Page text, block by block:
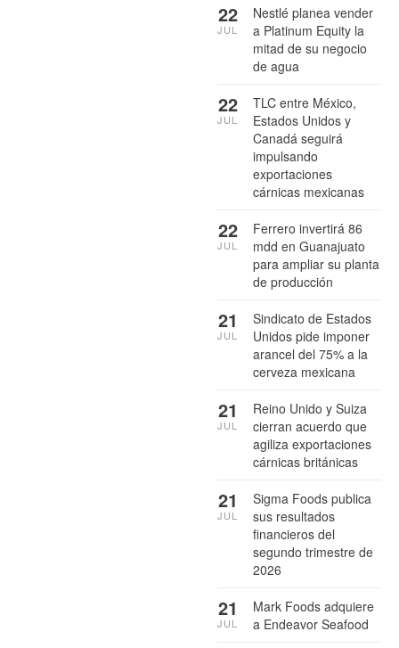
Nestlé planea vender
a Platinum Equity la
mitad de su negocio
de agua
22
JUL
TLC entre México,
Estados Unidos y
Canadá seguirá
impulsando
exportaciones
cárnicas mexicanas
22
JUL
Ferrero invertirá 86
mdd en Guanajuato
para ampliar su planta
de producción
22
JUL
Sindicato de Estados
Unidos pide imponer
arancel del 75% a la
cerveza mexicana
21
JUL
Reino Unido y Suiza
cierran acuerdo que
agiliza exportaciones
cárnicas británicas
21
JUL
Sigma Foods publica
sus resultados
financieros del
segundo trimestre de
2026
21
JUL
Mark Foods adquiere
a Endeavor Seafood
21
JUL